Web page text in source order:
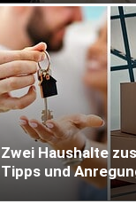
Zwei Haushalte
Tipps und